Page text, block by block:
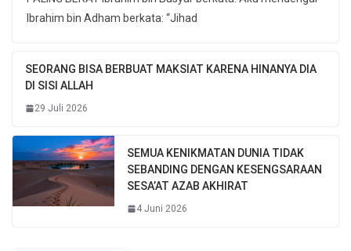
Ibrahim bin Adham berkata: “Jihad
SEORANG BISA BERBUAT MAKSIAT KARENA HINANYA DIA
DI SISI ALLAH
29 Juli 2026
SEMUA KENIKMATAN DUNIA TIDAK
SEBANDING DENGAN KESENGSARAAN
SESA’AT AZAB AKHIRAT
4 Juni 2026